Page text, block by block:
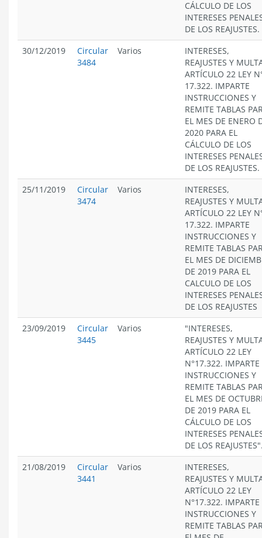
CÁLCULO DE LOS
INTERESES
DE LOS REAJUSTES.
30/12/2019
Circular
3484
Varios
INTERESES,
REAJUSTES Y
ARTÍCULO 22 LEY
17.322. IMPARTE
INSTRUCCIONES Y
REMITE TABLAS
EL MES DE ENERO
2020 PARA EL
CÁLCULO DE LOS
INTERESES
DE LOS REAJUSTES.
25/11/2019
Circular
3474
Varios
INTERESES,
REAJUSTES Y
ARTÍCULO 22 LEY
17.322. IMPARTE
INSTRUCCIONES Y
REMITE TABLAS
EL MES DE
DE 2019 PARA EL
CALCULO DE LOS
INTERESES
DE LOS REAJUSTES
23/09/2019
Circular
3445
Varios
"INTERESES,
REAJUSTES Y
ARTÍCULO 22 LEY
N°17.322. IMPARTE
INSTRUCCIONES Y
REMITE TABLAS
EL MES DE
DE 2019 PARA EL
CÁLCULO DE LOS
INTERESES
DE LOS
21/08/2019
Circular
3441
Varios
INTERESES,
REAJUSTES Y
ARTÍCULO 22 LEY
N°17.322. IMPARTE
INSTRUCCIONES Y
REMITE TABLAS